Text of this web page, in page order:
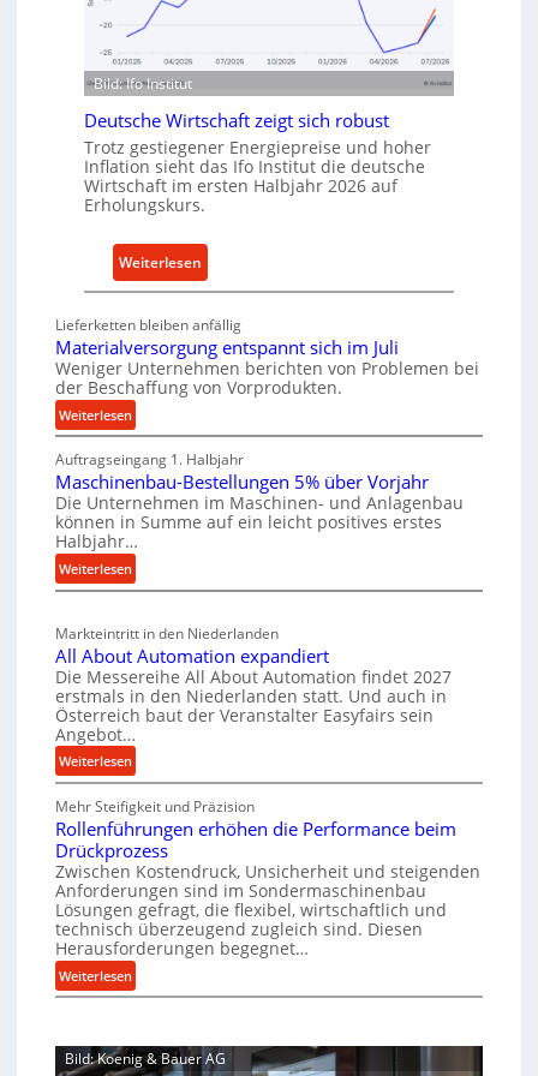
r
i
e
-
r
s
t
z
t
i
l
e
n
e
ü
r
n
a
c
h
a
l
t
i
g
e
W
k
z
e
b
u
p
r
o
s
s
Bild: Ifo Institut
Deutsche Wirtschaft zeigt sich robust
Trotz gestiegener Energiepreise und hoher
Inflation sieht das Ifo Institut die deutsche
Wirtschaft im ersten Halbjahr 2026 auf
Erholungskurs.
Weiterlesen:
D
u
t
s
h
e
W
s
h
a
f
t
i
g
t
s
i
c
h
o
u
s
Lieferketten bleiben anfällig
Materialversorgung entspannt sich im Juli
Weniger Unternehmen berichten von Problemen bei
der Beschaffung von Vorprodukten.
Weiterlesen:
M
a
t
e
r
i
a
l
e
r
s
o
g
u
n
g
e
n
t
s
p
a
n
s
Auftragseingang 1. Halbjahr
Maschinenbau-Bestellungen 5% über Vorjahr
Die Unternehmen im Maschinen- und Anlagenbau
können in Summe auf ein leicht positives erstes
Halbjahr…
Weiterlesen:
M
s
c
h
i
n
e
n
a
u
B
e
s
t
e
l
u
n
Markteintritt in den Niederlanden
All About Automation expandiert
Die Messereihe All About Automation findet 2027
erstmals in den Niederlanden statt. Und auch in
Österreich baut der Veranstalter Easyfairs sein
Angebot…
Weiterlesen:
A
l
l
A
b
o
u
t
A
u
m
Mehr Steifigkeit und Präzision
Rollenführungen erhöhen die Performance beim
Drückprozess
Zwischen Kostendruck, Unsicherheit und steigenden
Anforderungen sind im Sondermaschinenbau
Lösungen gefragt, die flexibel, wirtschaftlich und
technisch überzeugend zugleich sind. Diesen
Herausforderungen begegnet…
Weiterlesen:
R
l
l
Bild: Koenig & Bauer AG